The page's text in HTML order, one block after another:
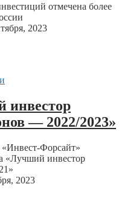
отмечена более
2023
инвестор
— 2022/2023»
«Инвест-Форсайт»
«Лучший инвестор
2023